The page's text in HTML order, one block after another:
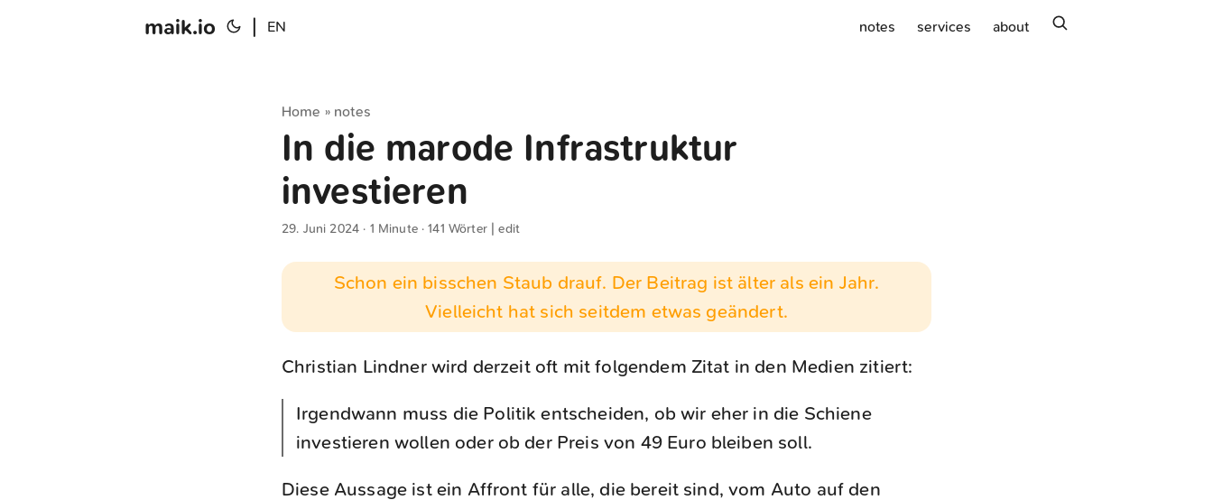
maik.io EN notes services about
Home » notes
In die marode Infrastruktur
investieren
29. Juni 2024 · 1 Minute · 141 Wörter |edit
Schon ein bisschen Staub drauf. Der Beitrag ist älter als ein Jahr.
Vielleicht hat sich seitdem etwas geändert.
Christian Lindner wird derzeit oft mit folgendem Zitat in den Medien zitiert:
Irgendwann muss die Politik entscheiden, ob wir eher in die Schiene
investieren wollen oder ob der Preis von 49 Euro bleiben soll.
Diese Aussage ist ein Affront für alle, die bereit sind, vom Auto auf den